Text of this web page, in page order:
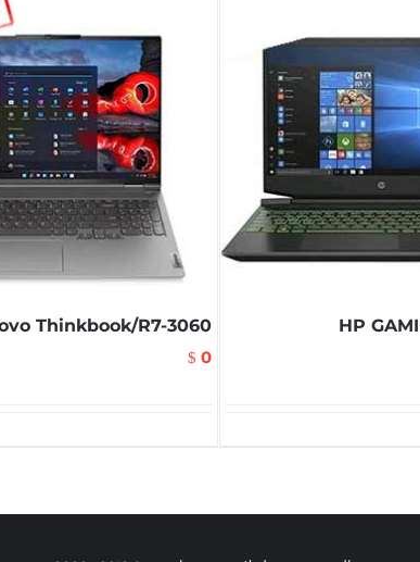
HP
Thinkbook/R7-3060
$ 0